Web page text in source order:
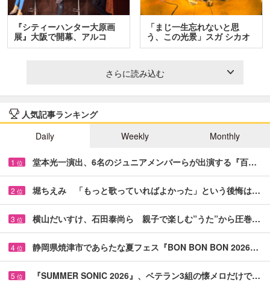
『シティーハンター大原画
展』大阪で開幕、アルコ
＆…
「まじ一生忘れないと思
う、この光景」スガ シカオ
と…
さらに読み込む
人気記事ランキング
Daily
Weekly Monthly
1 位 堂本光一演出、6名のジュニアメンバーらが出演する『百…
2 位 堀ちえみ 「もっと歌っていればよかった」という後悔は…
3 位 横山だいすけ、石田泰尚ら 親子で楽しむ”うた”から圧巻…
4 位 静岡県焼津市であらたな夏フェス『BON BON BON 2026…
5 位 『SUMMER SONIC 2026』、ベテラン3組の懐メロだけで…